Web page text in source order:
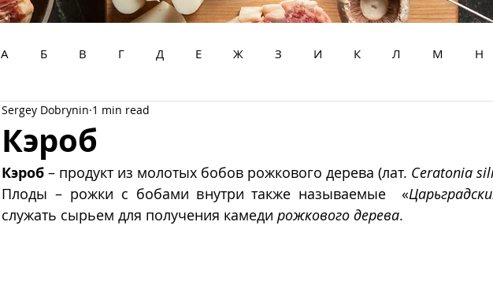
А Б В Г Д Е Ж З И К Л М Н
У Ф Х
Кэроб
Sergey Dobrynin 1 min read
Кэроб – продукт из молотых бобов рожкового дерева (лат. Ceratonia
Плоды – рожки с бобами внутри также называемые  «
служать сырьем для получения камеди рожкового дерева.